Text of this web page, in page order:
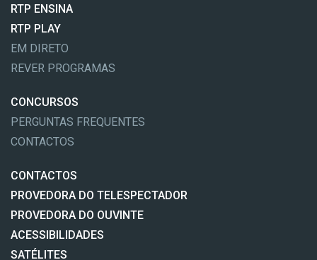
RTP ENSINA
RTP PLAY
EM DIRETO
REVER PROGRAMAS
CONCURSOS
PERGUNTAS FREQUENTES
CONTACTOS
CONTACTOS
PROVEDORA DO TELESPECTADOR
PROVEDORA DO OUVINTE
ACESSIBILIDADES
SATÉLITES